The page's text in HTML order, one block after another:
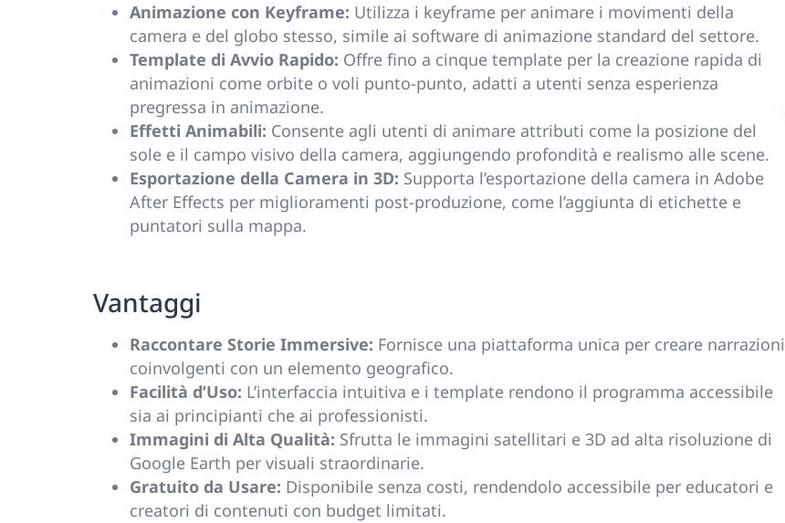
Animazione con Keyframe: Utilizza i keyframe per animare i movimenti della
camera e del globo stesso, simile ai software di animazione standard del settore.
Template di Avvio Rapido: Offre fino a cinque template per la creazione rapida di
animazioni come orbite o voli punto-punto, adatti a utenti senza esperienza
pregressa in animazione.
Effetti Animabili: Consente agli utenti di animare attributi come la posizione del
sole e il campo visivo della camera, aggiungendo profondità e realismo alle scene.
Esportazione della Camera in 3D: Supporta l’esportazione della camera in Adobe
After Effects per miglioramenti post-produzione, come l’aggiunta di etichette e
puntatori sulla mappa.
Vantaggi
Raccontare Storie Immersive: Fornisce una piattaforma unica per creare narrazioni
coinvolgenti con un elemento geografico.
Facilità d’Uso: L’interfaccia intuitiva e i template rendono il programma accessibile
sia ai principianti che ai professionisti.
Immagini di Alta Qualità: Sfrutta le immagini satellitari e 3D ad alta risoluzione di
Google Earth per visuali straordinarie.
Gratuito da Usare: Disponibile senza costi, rendendolo accessibile per educatori e
creatori di contenuti con budget limitati.